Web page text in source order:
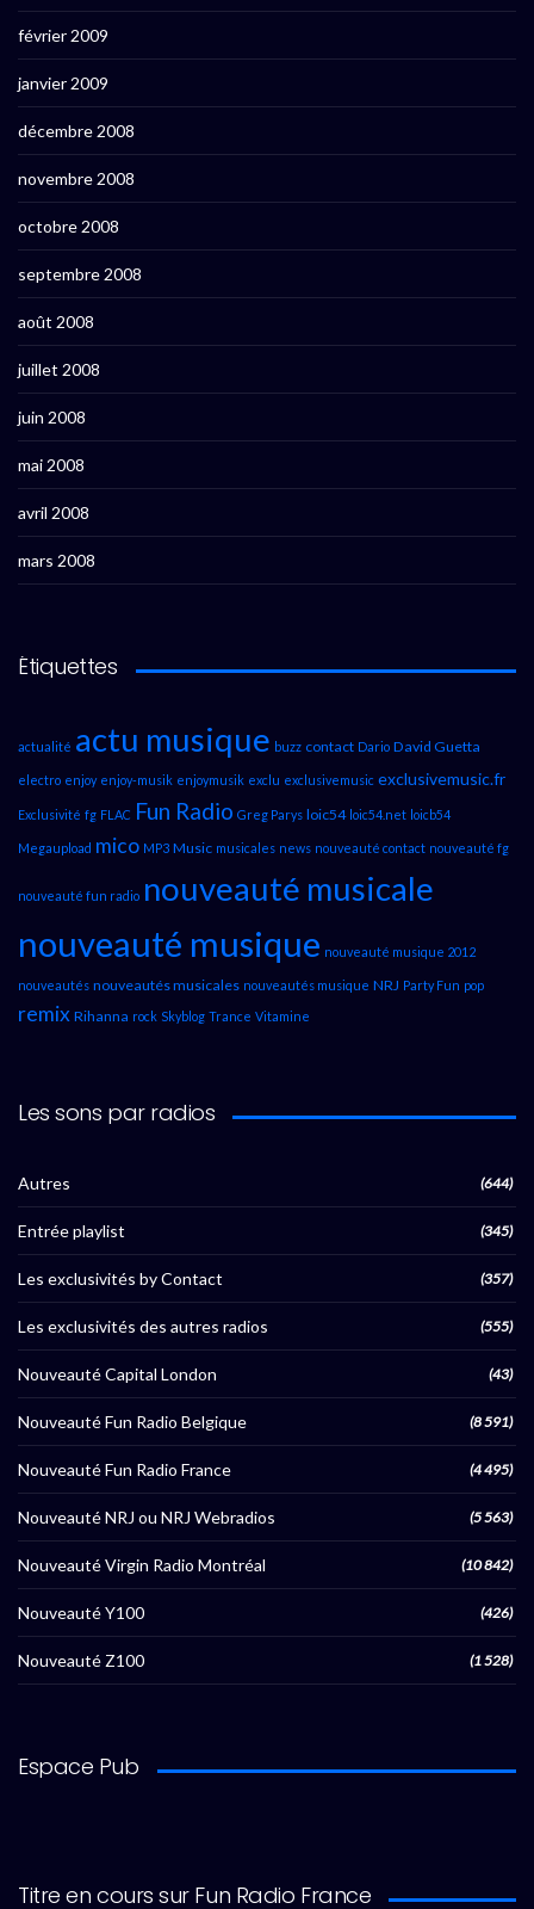
février 2009
janvier 2009
décembre 2008
novembre 2008
octobre 2008
septembre 2008
août 2008
juillet 2008
juin 2008
mai 2008
avril 2008
mars 2008
Étiquettes
actualité actu musique buzz contact Dario David Guetta
electro enjoy enjoy-musik enjoymusik exclu exclusivemusic exclusivemusic.fr
Exclusivité fg FLAC Fun Radio Greg Parys loic54 loic54.net loicb54
Megaupload mico MP3 Music musicales news nouveauté contact nouveauté fg
nouveauté fun radio nouveauté musicale
nouveauté musique nouveauté musique 2012
nouveautés nouveautés musicales nouveautés musique NRJ Party Fun pop
remix Rihanna rock Skyblog Trance Vitamine
Les sons par radios
Autres (644)
Entrée playlist (345)
Les exclusivités by Contact (357)
Les exclusivités des autres radios (555)
Nouveauté Capital London (43)
Nouveauté Fun Radio Belgique (8 591)
Nouveauté Fun Radio France (4 495)
Nouveauté NRJ ou NRJ Webradios (5 563)
Nouveauté Virgin Radio Montréal (10 842)
Nouveauté Y100 (426)
Nouveauté Z100 (1 528)
Espace Pub
Titre en cours sur Fun Radio France